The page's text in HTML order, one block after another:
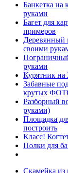
Банкетка на
руками
Багет для
примеров
Деревянный
своими
руками
Курятник на
Забавные
крутых
Разборный
руками)
Площадка
построить
Класс!
Полки для
Скамейка